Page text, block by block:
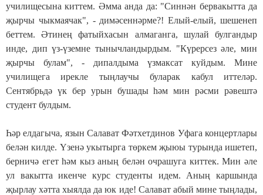
училищесына киттем. Әмма анда да: "Синнән бервакытта да
җырчы чыкмаячак", - димәсеннәрме?! Елый-елый, шешенеп
беттем. Әтинең фатыйхасын алмаганга, шулай булгандыр
инде, дип үз-үземне тынычландырдым. "Күрерсез әле, мин
җырчы булам", - дипалдыма үзмаксат куйдым. Мине
училищега ирекле тыңлаучы буларак кабул иттеләр.
Сентябрьдә үк бер урын бушады һәм мин рәсми рәвештә
студент булдым.
Һәр елдагыча, язын Салават Фәтхетдинов Уфага концертлары
белән килде. Үзенә укытырга төркем җыюы турында ишетеп,
берничә егет һәм кыз аның белән очрашуга киттек. Мин әле
ул вакытта икенче курс студенты идем. Аның каршында
җырлау хәтта хыялда да юк иде! Салават абый мине тыңлады,